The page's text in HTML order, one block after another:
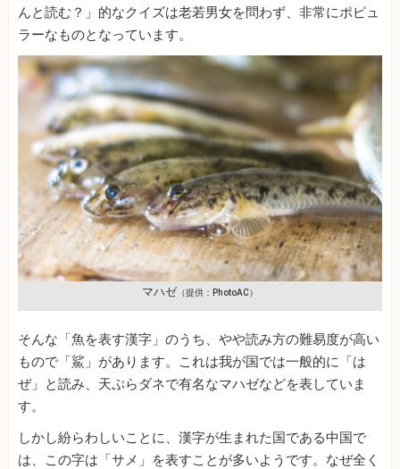
んと読む？」的なクイズは老若男女を問わず、非常にポピュ
ラーなものとなっています。
マハゼ （提供：PhotoAC）
そんな「魚を表す漢字」のうち、やや読み方の難易度が高い
もので「鯊」があります。これは我が国では一般的に「は
ぜ」と読み、天ぷらダネで有名なマハゼなどを表していま
す。
しかし紛らわしいことに、漢字が生まれた国である中国で
は、この字は「サメ」を表すことが多いようです。なぜ全く